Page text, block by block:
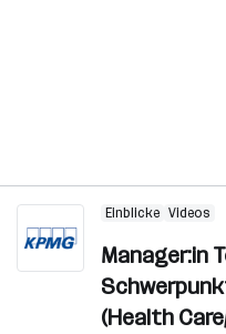
Einblicke Videos
Manager:in
(Health